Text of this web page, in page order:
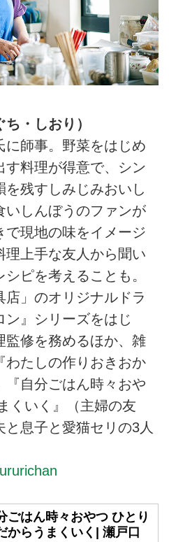
・しおり）
に師事。野菜をはじめ
す料理が得意で、シン
残すしみじみおいし
いしんぼうのファンが
で現地の味をイメージ
理上手な友人から聞い
ピを考えることも。
店」のオリジナルドラ
ン』シリーズをはじ
監修を務めるほか、雑
わたしの作りおきおか
『自分ごはん時々おや
くいく』（主婦の友
息子と愛猫セリの3人
ごはん時々おやつ ひとり
からうまくいく| 瀬戸口